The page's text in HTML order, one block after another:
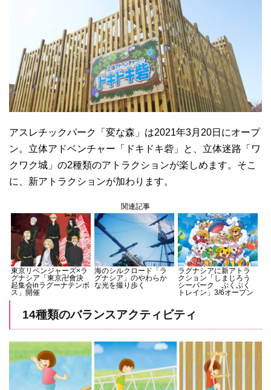
アスレチックパーク「変な森」は2021年3月20日にオープ
ン。立体アドベンチャー「ドキドキ砦」と、立体迷路「ワ
クワク城」の2種類のアトラクションが楽しめます。そこ
に、新アトラクションが加わります。
関連記事
東京リベンジャーズ×ラ
グナシア「東京卍會決
起集会inラグーナテンボ
ス」開催
海のシルクロード「ラ
グナシア」のやわらか
な光を撮り歩く
ラグナシアに新アトラ
クション「しまじろう
シーパーク ぷくぷく
トレイン」3/6オープン
14種類のバランスアクティビティ